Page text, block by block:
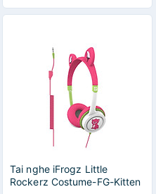
Hàng Chính Hãng
Tai nghe iFrogz Little
Rockerz Costume-FG-Kitten